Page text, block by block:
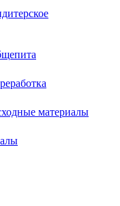
материалы